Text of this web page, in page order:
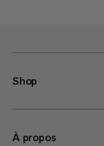
Shop
À propos